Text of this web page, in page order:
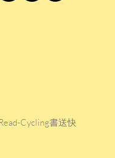
楊索 (1959-)，
Cycling書送快